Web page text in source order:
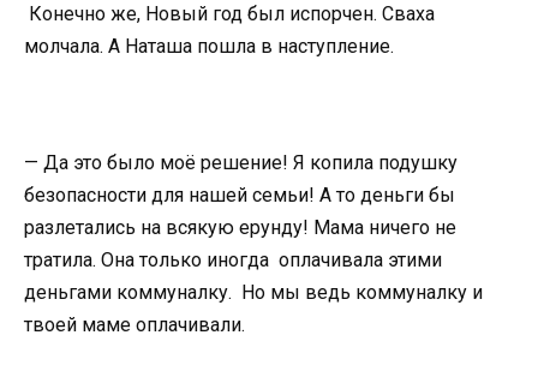
Конечно же, Новый год был испорчен. Сваха
молчала. А Наташа пошла в наступление.
— Да это было моё решение! Я копила подушку
безопасности для нашей семьи! А то деньги бы
разлетались на всякую ерунду! Мама ничего не
тратила. Она только иногда оплачивала этими
деньгами коммуналку. Но мы ведь коммуналку и
твоей маме оплачивали.